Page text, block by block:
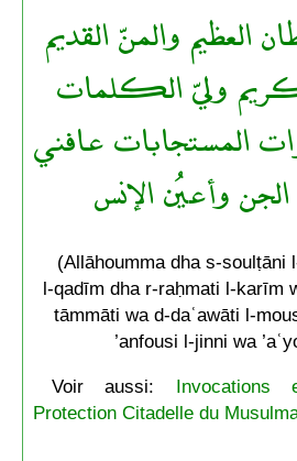
العظيم والمنّ القديم
وليّ الكلمات
المستجابات عافني
وأعيُن الإنس
(Allāhoumma dha s-soulṭāni
l-qadīm dha r-raḥmati l-karīm
tāmmāti wa d-daʿawāti l-
’anfousi l-jinni wa
Voir aussi: Invocations
Protection Citadelle du